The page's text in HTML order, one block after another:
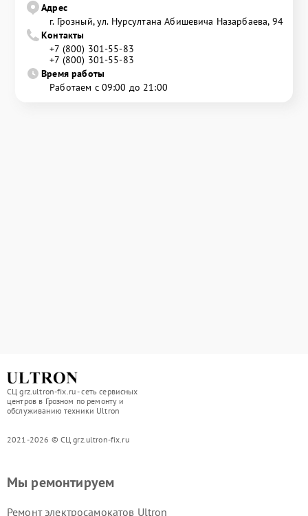
Адрес
г. Грозный, ул. Нурсултана Абишевича Назарбаева, 94
Контакты
+7 (800) 301-55-83
+7 (800) 301-55-83
Время работы
Работаем с 09:00 до 21:00
СЦ grz.ultron-fix.ru - сеть сервисных
центров в Грозном по ремонту и
обслуживанию техники Ultron
2021-2026 © СЦ grz.ultron-fix.ru
Мы ремонтируем
Ремонт электросамокатов Ultron